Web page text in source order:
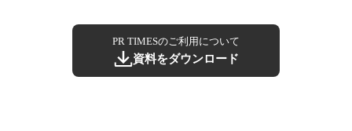
PR TIMESのご利用について
資料をダウンロード